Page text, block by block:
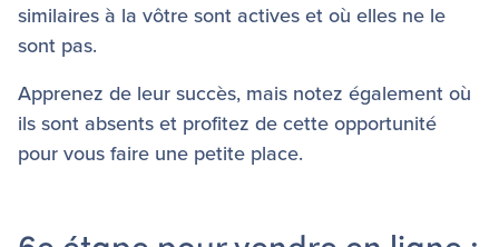
similaires à la vôtre sont actives et où elles ne le
sont pas.
Apprenez de leur succès, mais notez également où
ils sont absents et profitez de cette opportunité
pour vous faire une petite place.